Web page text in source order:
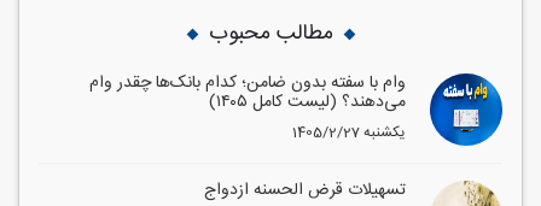
مطالب محبوب
وام با سفته بدون ضامن؛ کدام بانک‌ها چقدر وام
می‌دهند؟ (لیست کامل ۱۴۰۵)
1405/2/27 یکشنبه
تسهیلات قرض الحسنه ازدواج